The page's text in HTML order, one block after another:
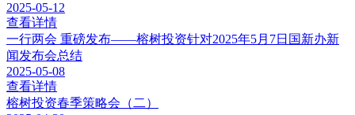
2025-05-12
查看详情
一行两会 重磅发布——榕树投资针对2025年5月7日国新办新
闻发布会总结
2025-05-08
查看详情
榕树投资春季策略会（二）